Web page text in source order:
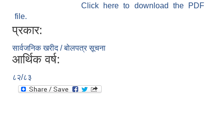
Click here to download the PDF
file.
प्रकार:
सार्वजनिक खरीद / बोलपत्र सूचना
आर्थिक वर्ष:
८२/८३